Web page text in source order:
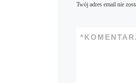
Twój adres email nie
*